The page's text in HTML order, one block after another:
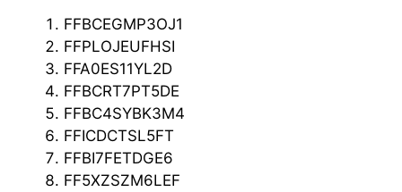
FFBCEGMP3OJ1
FFPLOJEUFHSI
FFA0ES11YL2D
FFBCRT7PT5DE
FFBC4SYBK3M4
FFICDCTSL5FT
FFBI7FETDGE6
FF5XZSZM6LEF